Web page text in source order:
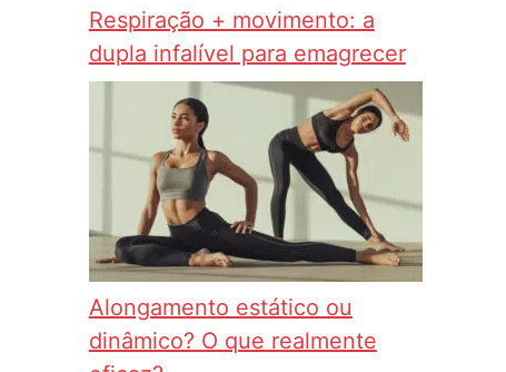
Respiração + movimento: a
dupla infalível para emagrecer
Alongamento estático ou
dinâmico? O que realmente